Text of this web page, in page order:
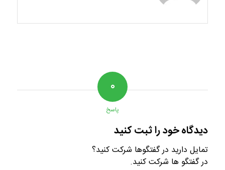
۰
پاسخ
دیدگاه خود را ثبت کنید
تمایل دارید در گفتگوها شرکت کنید؟
در گفتگو ها شرکت کنید.